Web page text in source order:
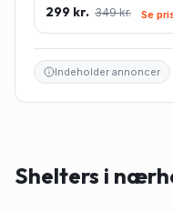
pudeindlæg -
299 kr. 349 kr. Se
Indeholder annoncer
Shelters i